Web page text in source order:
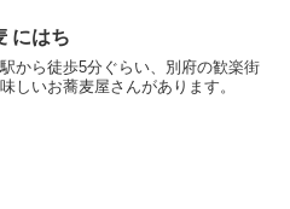
にはち
から徒歩5分ぐらい、別府の歓楽街
しいお蕎麦屋さんがあります。